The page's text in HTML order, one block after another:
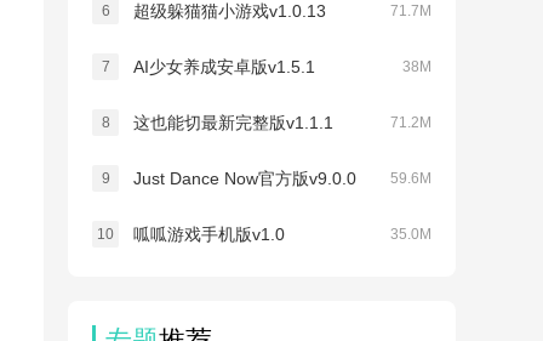
6 超级躲猫猫小游戏v1.0.13 71.7M
7 AI少女养成安卓版v1.5.1 38M
8 这也能切最新完整版v1.1.1 71.2M
9 Just Dance Now官方版v9.0.0 59.6M
10 呱呱游戏手机版v1.0 35.0M